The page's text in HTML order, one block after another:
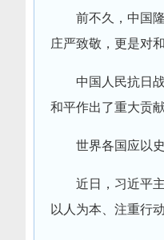
前不久，中国
庄严致敬，更是对
中国人民抗日
和平作出了重大贡献
世界各国应以
近日，习近平
以人为本、注重行动